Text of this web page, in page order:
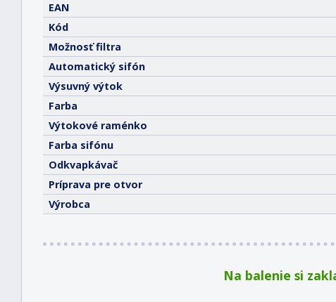
EAN
Kód
Možnosť filtra
Automatický sifón
Výsuvný výtok
Farba
Výtokové raménko
Farba sifónu
Odkvapkávač
Príprava pre otvor
Výrobca
Na balenie si